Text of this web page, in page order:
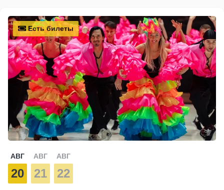
Есть билеты
АВГ
20
АВГ
21
АВГ
22